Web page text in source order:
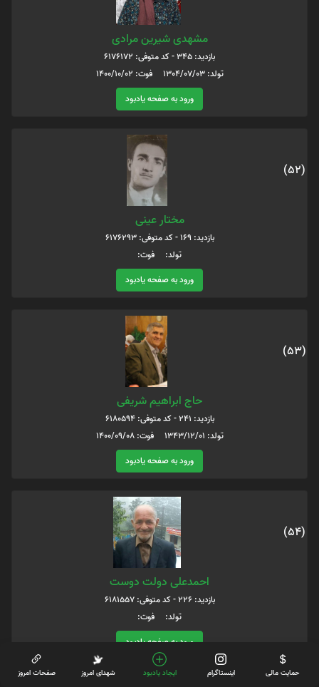
مشهدی شیرین مرادی
بازدید: 345 - کد متوفی: 6176172
تولد: 1304/07/03 فوت: 1400/10/02
ورود به صفحه یادبود
(52)
مختار عینی
بازدید: 169 - کد متوفی: 6176293
تولد: فوت:
ورود به صفحه یادبود
(53)
حاج ابراهیم شریفی
بازدید: 241 - کد متوفی: 6180594
تولد: 1343/12/01 فوت: 1400/09/08
ورود به صفحه یادبود
(54)
احمدعلی دولت دوست
بازدید: 226 - کد متوفی: 6181557
تولد: فوت:
ورود به صفحه یادبود
حمایت مالی اینستاگرام ایجاد یادبود شهدای امروز صفحات امروز